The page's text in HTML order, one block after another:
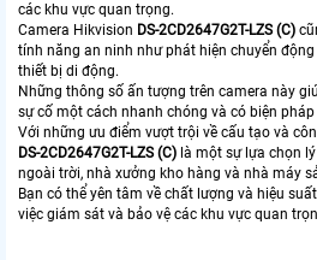
các khu vực quan trọng.
Camera Hikvision DS-2CD2647G2T-LZS (C)
tính năng an ninh như phát hiện chuyển
thiết bị di động.
Những thông số ấn tượng trên camera này
sự cố một cách nhanh chóng và có biện
Với những ưu điểm vượt trội về cấu tạo và
DS-2CD2647G2T-LZS (C) là một sự lựa chọn
ngoài trời, nhà xưởng kho hàng và nhà máy
Bạn có thể yên tâm về chất lượng và hiệu
việc giám sát và bảo vệ các khu vực quan